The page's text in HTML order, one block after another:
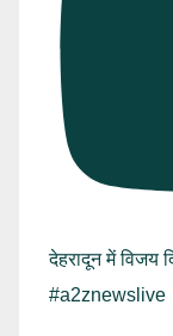
देहरादून में विजय
#a2znewslive